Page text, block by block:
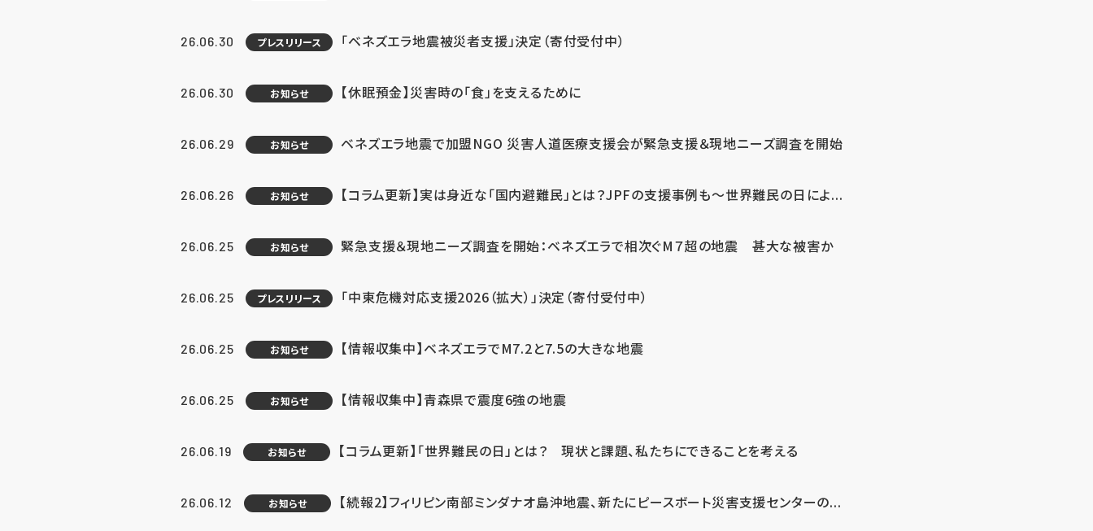
26.06.30 プレスリリース 「ベネズエラ地震被災者支援」決定（寄付受付中）
26.06.30 お知らせ 【休眠預金】災害時の「食」を支えるために
26.06.29 お知らせ ベネズエラ地震で加盟NGO 災害人道医療支援会が緊急支援＆現地ニーズ調査を開始
26.06.26 お知らせ 【コラム更新】実は身近な「国内避難民」とは？JPFの支援事例も～世界難民の日によ...
26.06.25 お知らせ 緊急支援＆現地ニーズ調査を開始：ベネズエラで相次ぐM７超の地震 甚大な被害か
26.06.25 プレスリリース 「中東危機対応支援2026（拡大）」決定（寄付受付中）
26.06.25 お知らせ 【情報収集中】ベネズエラでM7.2と7.5の大きな地震
26.06.25 お知らせ 【情報収集中】青森県で震度6強の地震
26.06.19 お知らせ 【コラム更新】「世界難民の日」とは？ 現状と課題、私たちにできることを考える
26.06.12 お知らせ 【続報2】フィリピン南部ミンダナオ島沖地震、新たにピースボート災害支援センターの...